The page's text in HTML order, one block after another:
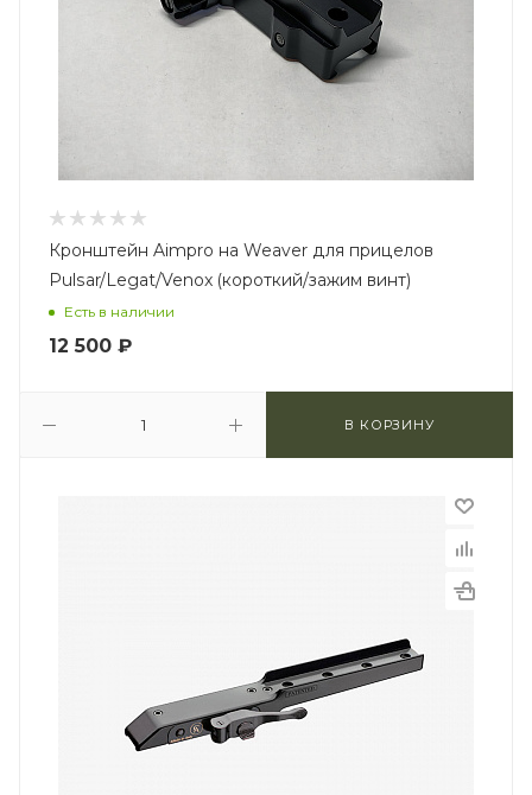
Кронштейн Aimpro на Weaver для прицелов
Pulsar/Legat/Venox (короткий/зажим винт)
Есть в наличии
12 500 ₽
В КОРЗИНУ